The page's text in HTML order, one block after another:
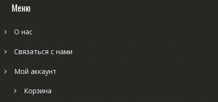
Меню
О нас
Связаться с нами
Мой аккаунт
Корзина